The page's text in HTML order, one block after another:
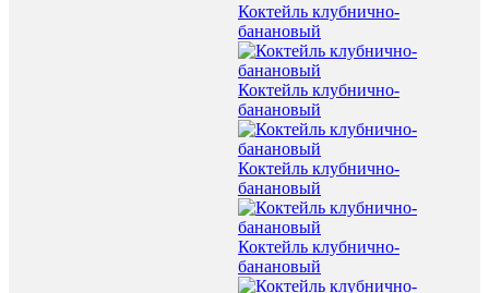
Коктейль клубнично-
банановый
Коктейль клубнично-
банановый
Коктейль клубнично-
банановый
Коктейль клубнично-
банановый